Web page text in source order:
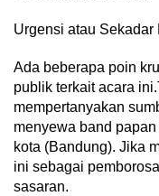
Urgensi atau Sekadar
Ada beberapa poin
publik terkait acara
mempertanyakan
menyewa band
kota (Bandung). Jika
ini sebagai
sasaran.